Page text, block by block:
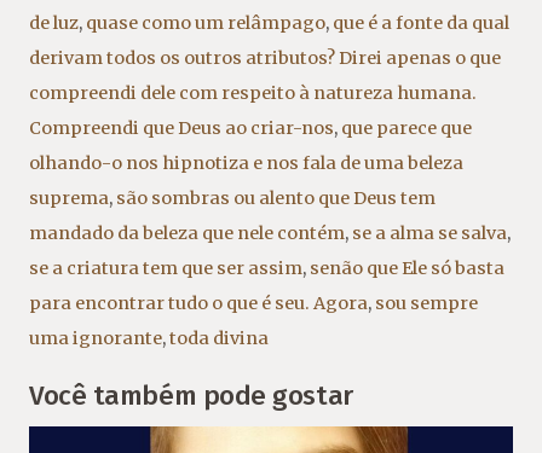
de luz, quase como um relâmpago, que é a fonte da qual
derivam todos os outros atributos? Direi apenas o que
compreendi dele com respeito à natureza humana.
Compreendi que Deus ao criar-nos, que parece que
olhando-o nos hipnotiza e nos fala de uma beleza
suprema, são sombras ou alento que Deus tem
mandado da beleza que nele contém, se a alma se salva,
se a criatura tem que ser assim, senão que Ele só basta
para encontrar tudo o que é seu. Agora, sou sempre
uma ignorante,toda divina
Você também pode gostar